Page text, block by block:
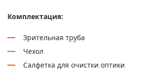
Комплектация:
Зрительная труба
Чехол
Салфетка для очистки оптики